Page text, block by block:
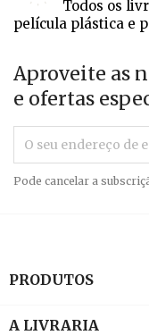
Todos os
película plástica e
Aproveite as
e ofertas
Pode cancelar a
PRODUTOS
A LIVRARIA